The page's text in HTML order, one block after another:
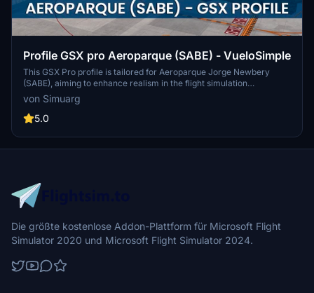
Profile GSX pro Aeroparque (SABE) - VueloSimple
This GSX Pro profile is tailored for Aeroparque Jorge Newbery
(SABE), aiming to enhance realism in the flight simulation
environment. It includes custom stop positions for various aircraft
and accurately distributed ground staff following real-world safety
protocols. The profile also features personalized boarding
terminal experience. Additionally, it supports essential ground
handling services, specifically designed for Aerolíneas Argentinas
von Simuarg
5.0
Die größte kostenlose Addon-Plattform für Microsoft Flight
Simulator 2020 und Microsoft Flight Simulator 2024.